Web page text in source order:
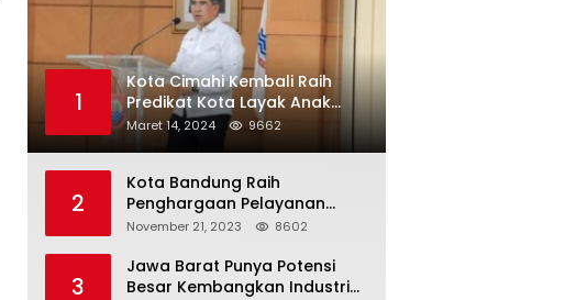
1
Kota Cimahi Kembali Raih
Predikat Kota Layak Anak
2024
Maret 14, 2024 9662
2
Kota Bandung Raih
Penghargaan Pelayanan
Publik Terbaik Tahun 2023
November 21, 2023 8602
3
Jawa Barat Punya Potensi
Besar Kembangkan Industri